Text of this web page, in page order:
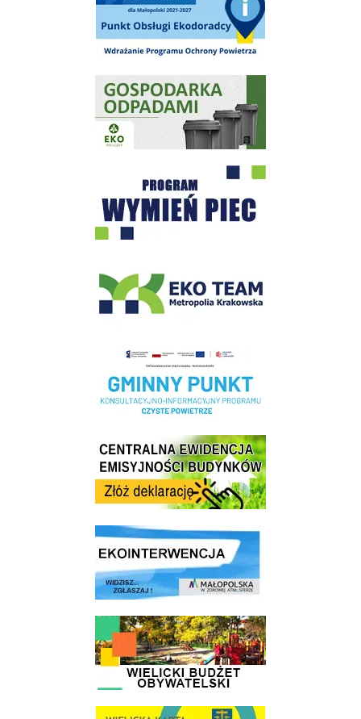
Gospodarka odpadami na terenie Miasta i Gminy Wieliczka
Program "Czyste Powietrze" - Wieliczka
Realizacja Programu Czyste Powietrze w Gminie Wieliczka
Centrala Ewidencja Emisyjności Budynków - złóż deklarację
link do strony ekointerwencja dot.- powietrza
link do strony - Wielicki Budżet Obywatelski
link do strony Wielicka Karta Aktywnego Seniora